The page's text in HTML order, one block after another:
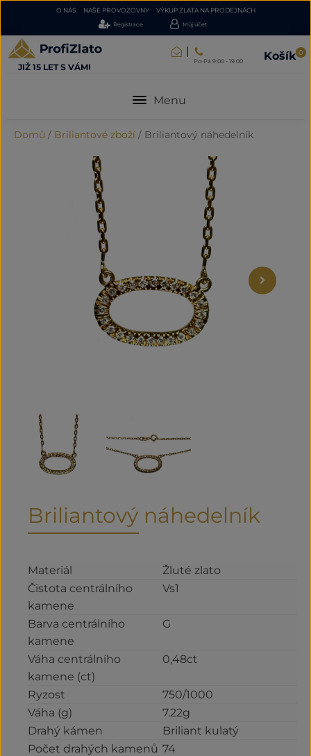
O NÁS NAŠE PROVOZOVNY VÝKUP ZLATA NA PRODEJNÁCH
Registrace Můj účet
JIŽ 15 LET S VÁMI
Po-Pá 9:00 - 19:00 Košík 0
Menu
Domů / Briliantové zboží / Briliantový náhedelník
Briliantový náhedelník
Materiál
Žluté zlato
Čistota centrálního
kamene
Vs1
Barva centrálního
kamene
G
Váha centrálního
kamene (ct)
0,48ct
Ryzost
750/1000
Váha (g)
7.22g
Drahý kámen
Briliant kulatý
Počet drahých kamenů 74